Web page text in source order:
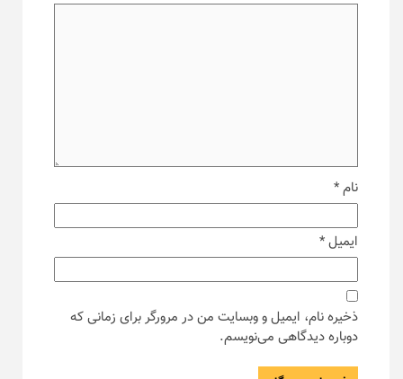
نام*
ایمیل*
ذخیره نام، ایمیل و وبسایت من در مرورگر برای زمانی که
دوباره دیدگاهی می‌نویسم.